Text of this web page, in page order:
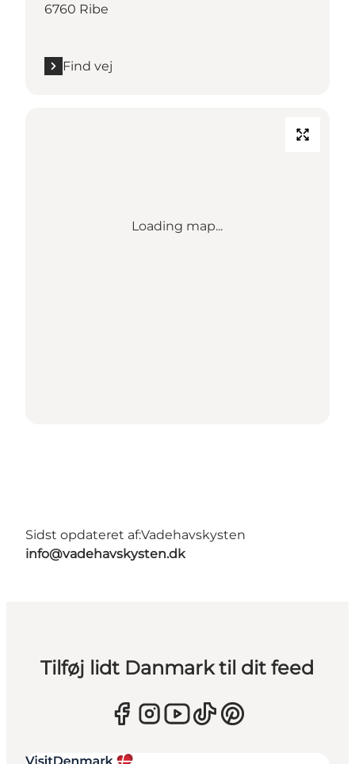
6760 Ribe
Find vej
Loading map...
Sidst opdateret af:Vadehavskysten
info@vadehavskysten.dk
Tilføj lidt Danmark til dit feed